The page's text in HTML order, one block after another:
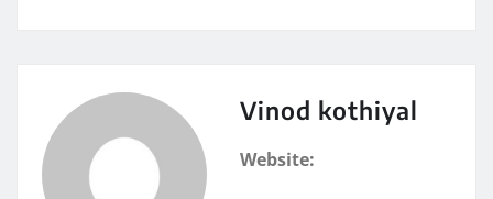
Vinod kothiyal
Website: